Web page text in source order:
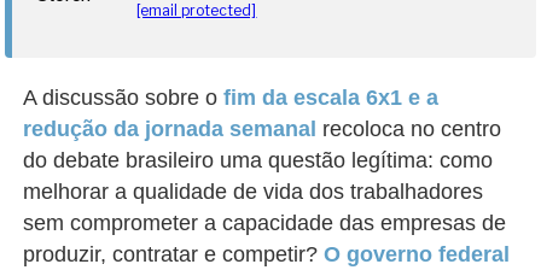
[email protected]
A discussão sobre o fim da escala 6x1 e a
redução da jornada semanal recoloca no centro
do debate brasileiro uma questão legítima: como
melhorar a qualidade de vida dos trabalhadores
sem comprometer a capacidade das empresas de
produzir, contratar e competir?O governo federal